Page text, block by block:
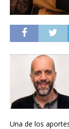
Una de los